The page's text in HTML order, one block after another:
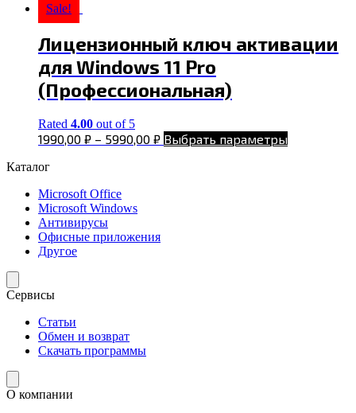
Sale!
Лицензионный ключ активации
для Windows 11 Pro
(Профессиональная)
Rated 4.00 out of 5
1990,00 ₽ – 5990,00 ₽ Выбрать параметры
Каталог
Microsoft Office
Microsoft Windows
Антивирусы
Офисные приложения
Другое
Сервисы
Статьи
Обмен и возврат
Скачать программы
О компании